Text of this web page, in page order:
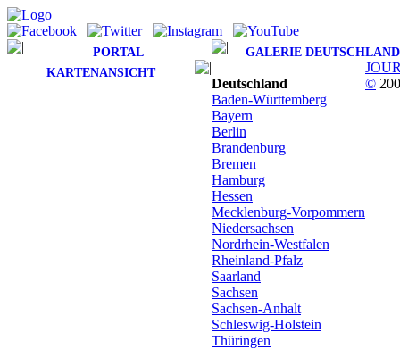
PORTAL
GALERIE DEUTSCHLAND
KARTENANSICHT
Deutschland
Baden-Württemberg
Bayern
Berlin
Brandenburg
Bremen
Hamburg
Hessen
Mecklenburg-Vorpommern
Niedersachsen
Nordrhein-Westfalen
Rheinland-Pfalz
Saarland
Sachsen
Sachsen-Anhalt
Schleswig-Holstein
Thüringen
©